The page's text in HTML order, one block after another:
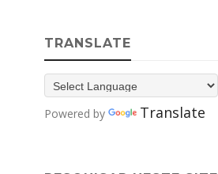
TRANSLATE
Powered by Translate